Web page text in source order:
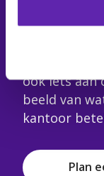
Je hoeft
en verplicht
ook iets aan
beeld van
kantoor
Plan